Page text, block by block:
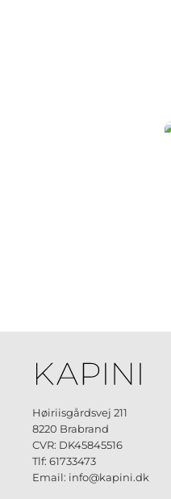
Høiriisgårdsvej 211
8220 Brabrand
CVR: DK45845516
Tlf: 61733473
Email: info@kapini.dk